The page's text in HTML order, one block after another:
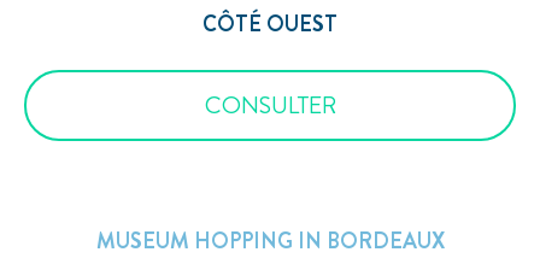
CÔTÉ OUEST
CONSULTER
MUSEUM HOPPING IN BORDEAUX